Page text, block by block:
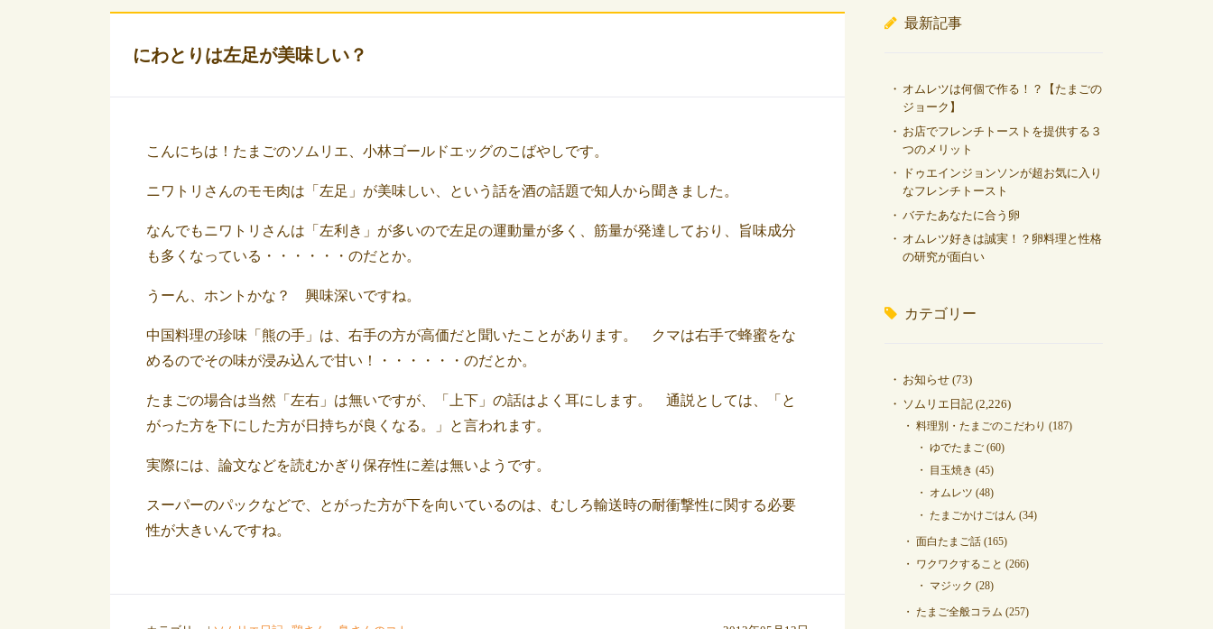
にわとりは左足が美味しい？
こんにちは！たまごのソムリエ、小林ゴールドエッグのこばやしです。
ニワトリさんのモモ肉は「左足」が美味しい、という話を酒の話題で知人から聞きました。
なんでもニワトリさんは「左利き」が多いので左足の運動量が多く、筋量が発達しており、旨味成分
も多くなっている・・・・・・のだとか。
うーん、ホントかな？ 興味深いですね。
中国料理の珍味「熊の手」は、右手の方が高価だと聞いたことがあります。 クマは右手で蜂蜜をな
めるのでその味が浸み込んで甘い！・・・・・・のだとか。
たまごの場合は当然「左右」は無いですが、「上下」の話はよく耳にします。 通説としては、「と
がった方を下にした方が日持ちが良くなる。」と言われます。
実際には、論文などを読むかぎり保存性に差は無いようです。
スーパーのパックなどで、とがった方が下を向いているのは、むしろ輸送時の耐衝撃性に関する必要
性が大きいんですね。
最新記事
オムレツは何個で作る！？【たまごの
ジョーク】
お店でフレンチトーストを提供する３
つのメリット
ドゥエインジョンソンが超お気に入り
なフレンチトースト
バテたあなたに合う卵
オムレツ好きは誠実！？卵料理と性格
の研究が面白い
カテゴリー
お知らせ (73)
ソムリエ日記 (2,226)
料理別・たまごのこだわり (187)
ゆでたまご (60)
目玉焼き (45)
オムレツ (48)
たまごかけごはん (34)
面白たまご話 (165)
ワクワクすること (266)
マジック (28)
たまご全般コラム (257)